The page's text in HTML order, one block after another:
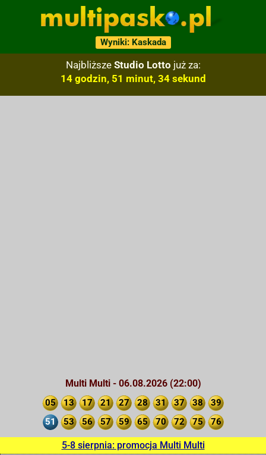
Wyniki: Kaskada
Najbliższe Studio Lotto już za:
14 godzin, 51 minut, 33 sekund
Multi Multi - 06.08.2026 (22:00)
05 13 17 21 27 28 31 37 38
39
51
53 56 57 59 65 70 72 75 76
5-8 sierpnia: promocja Multi Multi